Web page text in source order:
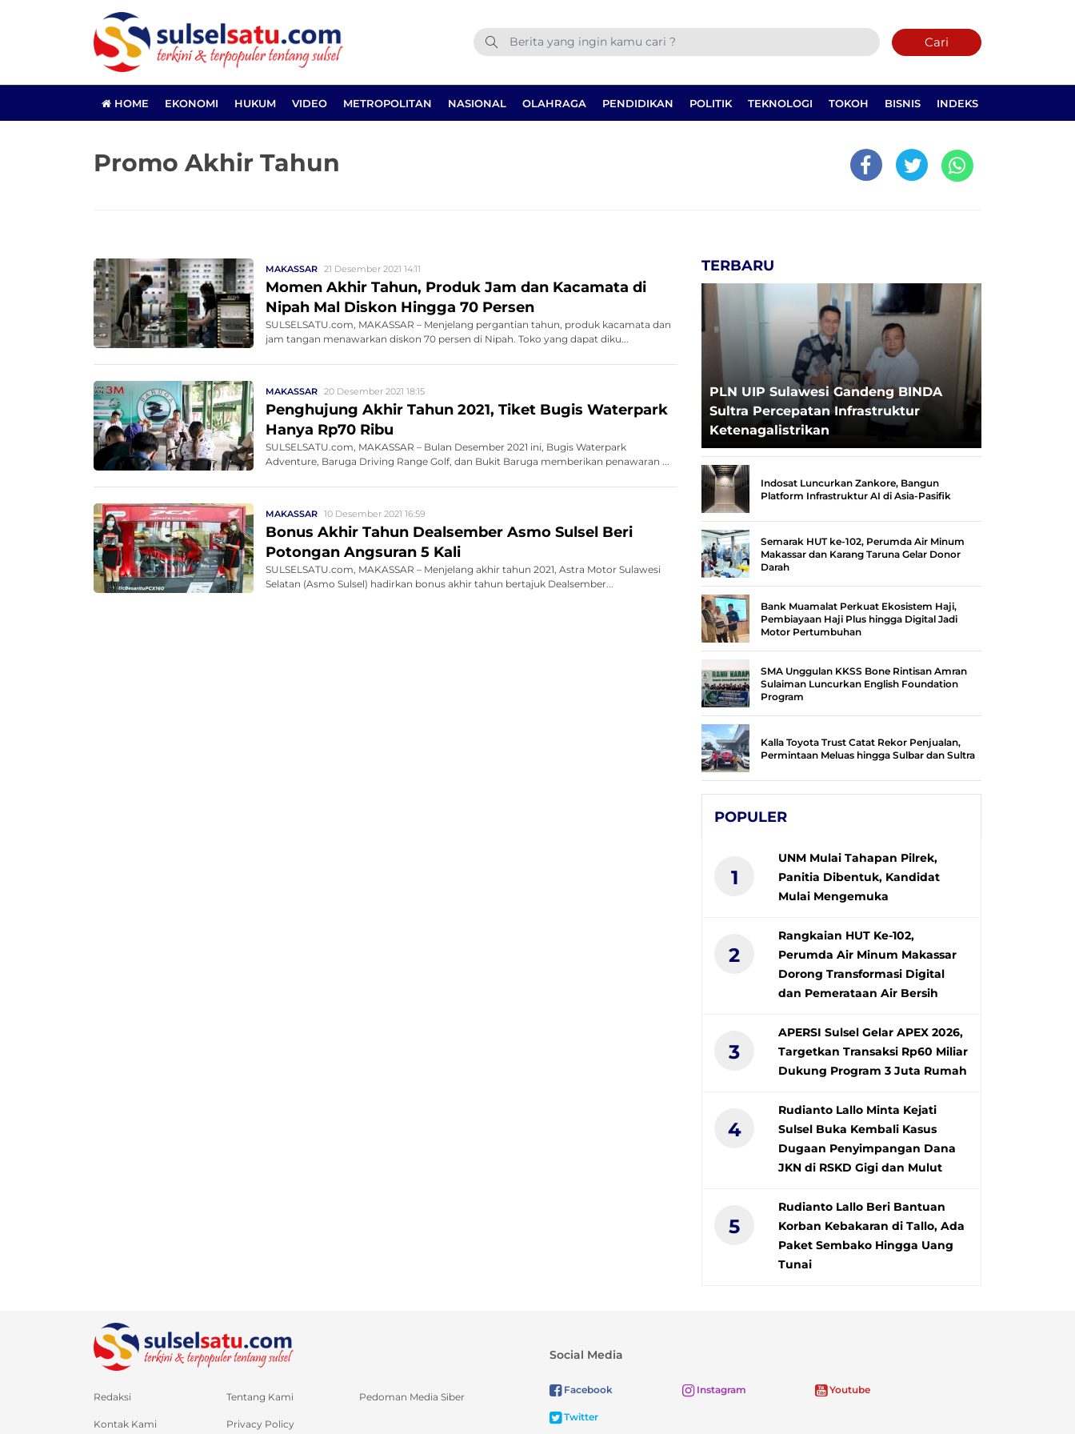
Cari
HOME EKONOMI HUKUM VIDEO METROPOLITAN NASIONAL OLAHRAGA PENDIDIKAN POLITIK TEKNOLOGI TOKOH BISNIS INDEKS
Promo Akhir Tahun
MAKASSAR 21 Desember 2021 14:11
Momen Akhir Tahun, Produk Jam dan Kacamata di
Nipah Mal Diskon Hingga 70 Persen
SULSELSATU.com, MAKASSAR – Menjelang pergantian tahun, produk kacamata dan
jam tangan menawarkan diskon 70 persen di Nipah. Toko yang dapat diku...
MAKASSAR 20 Desember 2021 18:15
Penghujung Akhir Tahun 2021, Tiket Bugis Waterpark
Hanya Rp70 Ribu
SULSELSATU.com, MAKASSAR – Bulan Desember 2021 ini, Bugis Waterpark
Adventure, Baruga Driving Range Golf, dan Bukit Baruga memberikan penawaran ...
MAKASSAR 10 Desember 2021 16:59
Bonus Akhir Tahun Dealsember Asmo Sulsel Beri
Potongan Angsuran 5 Kali
SULSELSATU.com, MAKASSAR – Menjelang akhir tahun 2021, Astra Motor Sulawesi
Selatan (Asmo Sulsel) hadirkan bonus akhir tahun bertajuk Dealsember...
TERBARU
PLN UIP Sulawesi Gandeng BINDA
Sultra Percepatan Infrastruktur
Ketenagalistrikan
Indosat Luncurkan Zankore, Bangun
Platform Infrastruktur AI di Asia-Pasifik
Semarak HUT ke-102, Perumda Air Minum
Makassar dan Karang Taruna Gelar Donor
Darah
Bank Muamalat Perkuat Ekosistem Haji,
Pembiayaan Haji Plus hingga Digital Jadi
Motor Pertumbuhan
SMA Unggulan KKSS Bone Rintisan Amran
Sulaiman Luncurkan English Foundation
Program
Kalla Toyota Trust Catat Rekor Penjualan,
Permintaan Meluas hingga Sulbar dan Sultra
POPULER
1
UNM Mulai Tahapan Pilrek,
Panitia Dibentuk, Kandidat
Mulai Mengemuka
2
Rangkaian HUT Ke-102,
Perumda Air Minum Makassar
Dorong Transformasi Digital
dan Pemerataan Air Bersih
3
APERSI Sulsel Gelar APEX 2026,
Targetkan Transaksi Rp60 Miliar
Dukung Program 3 Juta Rumah
4
Rudianto Lallo Minta Kejati
Sulsel Buka Kembali Kasus
Dugaan Penyimpangan Dana
JKN di RSKD Gigi dan Mulut
5
Rudianto Lallo Beri Bantuan
Korban Kebakaran di Tallo, Ada
Paket Sembako Hingga Uang
Tunai
Redaksi Tentang Kami Pedoman Media Siber
Kontak Kami Privacy Policy
Social Media
Facebook Instagram Youtube
Twitter